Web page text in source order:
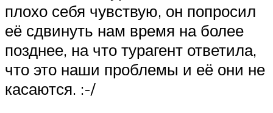
плохо себя чувствую, он попросил
её сдвинуть нам время на более
позднее, на что турагент ответила,
что это наши проблемы и её они не
касаются. :-/